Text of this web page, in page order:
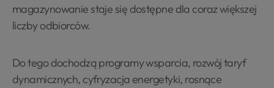
magazynowanie staje się dostępne dla coraz większej
liczby odbiorców.
Do tego dochodzą programy wsparcia, rozwój taryf
dynamicznych, cyfryzacja energetyki, rosnące